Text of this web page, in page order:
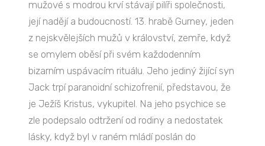
mužové s modrou krví stávají pilíři společnosti,
její nadějí a budoucností. 13. hrabě Gurney, jeden
z nejskvělejších mužů v království, zemře, když
se omylem oběsí při svém každodenním
bizarním uspávacím rituálu. Jeho jediný žijící syn
Jack trpí paranoidní schizofrenií, představou, že
je Ježíš Kristus, vykupitel. Na jeho psychice se
zle podepsalo odtržení od rodiny a nedostatek
lásky, když byl v raném mládí poslán do